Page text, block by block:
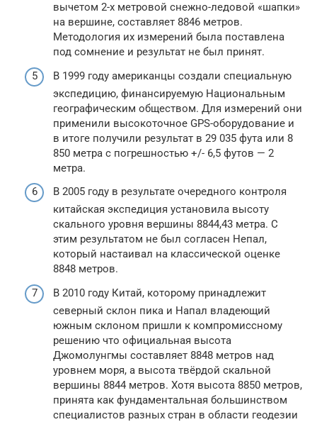
вычетом 2-х метровой снежно-ледовой «шапки»
на вершине, составляет 8846 метров.
Методология их измерений была поставлена
под сомнение и результат не был принят.
В 1999 году американцы создали специальную
экспедицию, финансируемую Национальным
географическим обществом. Для измерений они
применили высокоточное GPS-оборудование и
в итоге получили результат в 29 035 фута или 8
850 метра с погрешностью +/- 6,5 футов — 2
метра.
В 2005 году в результате очередного контроля
китайская экспедиция установила высоту
скального уровня вершины 8844,43 метра. С
этим результатом не был согласен Непал,
который настаивал на классической оценке
8848 метров.
В 2010 году Китай, которому принадлежит
северный склон пика и Напал владеющий
южным склоном пришли к компромиссному
решению что официальная высота
Джомолунгмы составляет 8848 метров над
уровнем моря, а высота твёрдой скальной
вершины 8844 метров. Хотя высота 8850 метров,
принята как фундаментальная большинством
специалистов разных стран в области геодезии